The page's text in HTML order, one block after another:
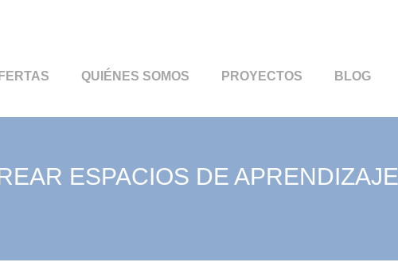
QUIÉNES SOMOS PROYECTOS BLOG
ESPACIOS DE APRENDIZAJE